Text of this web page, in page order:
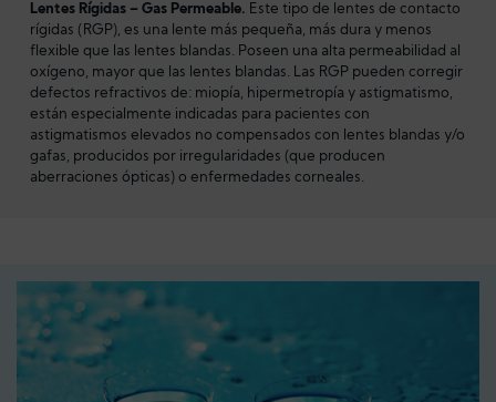
Lentes Rígidas – Gas Permeable. Este tipo de lentes de contacto
rígidas (RGP), es una lente más pequeña, más dura y menos
flexible que las lentes blandas. Poseen una alta permeabilidad al
oxígeno, mayor que las lentes blandas. Las RGP pueden corregir
defectos refractivos de: miopía, hipermetropía y astigmatismo,
están especialmente indicadas para pacientes con
astigmatismos elevados no compensados con lentes blandas y/o
gafas, producidos por irregularidades (que producen
aberraciones ópticas) o enfermedades corneales.